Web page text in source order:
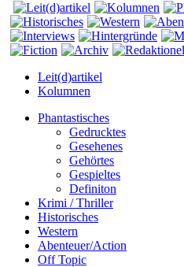
Leit(d)artikel
Kolumnen
Phantastisches
Gedrucktes
Gesehenes
Gehörtes
Gespieltes
Definiton
Krimi / Thriller
Historisches
Western
Abenteuer/Action
Off Topic